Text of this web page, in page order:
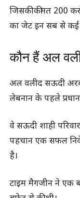
जिसकी कीमत 200
का जेट इन सब से कई
कौन हैं अल
अल वलीद सऊदी
लेबनान के पहले
वे सऊदी शाही
पहचान एक सफल
है।
टाइम मैगजीन ने एक